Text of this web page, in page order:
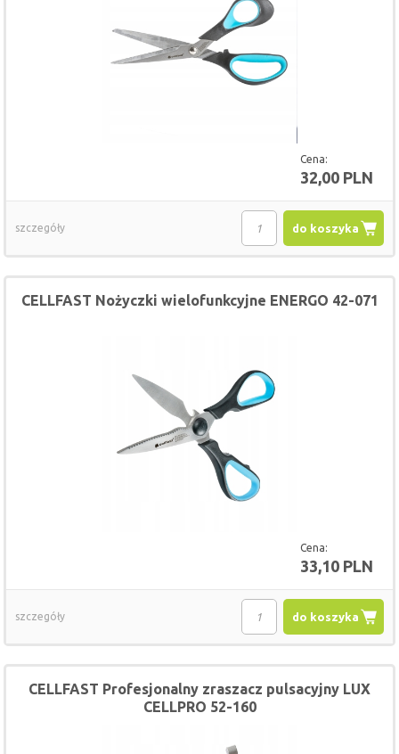
Cena:
32,00 PLN
do koszyka
szczegóły
Cena:
33,10 PLN
CELLFAST Nożyczki wielofunkcyjne ENERGO 42-071
do koszyka
szczegóły
CELLFAST Profesjonalny zraszacz pulsacyjny LUX
CELLPRO 52-160